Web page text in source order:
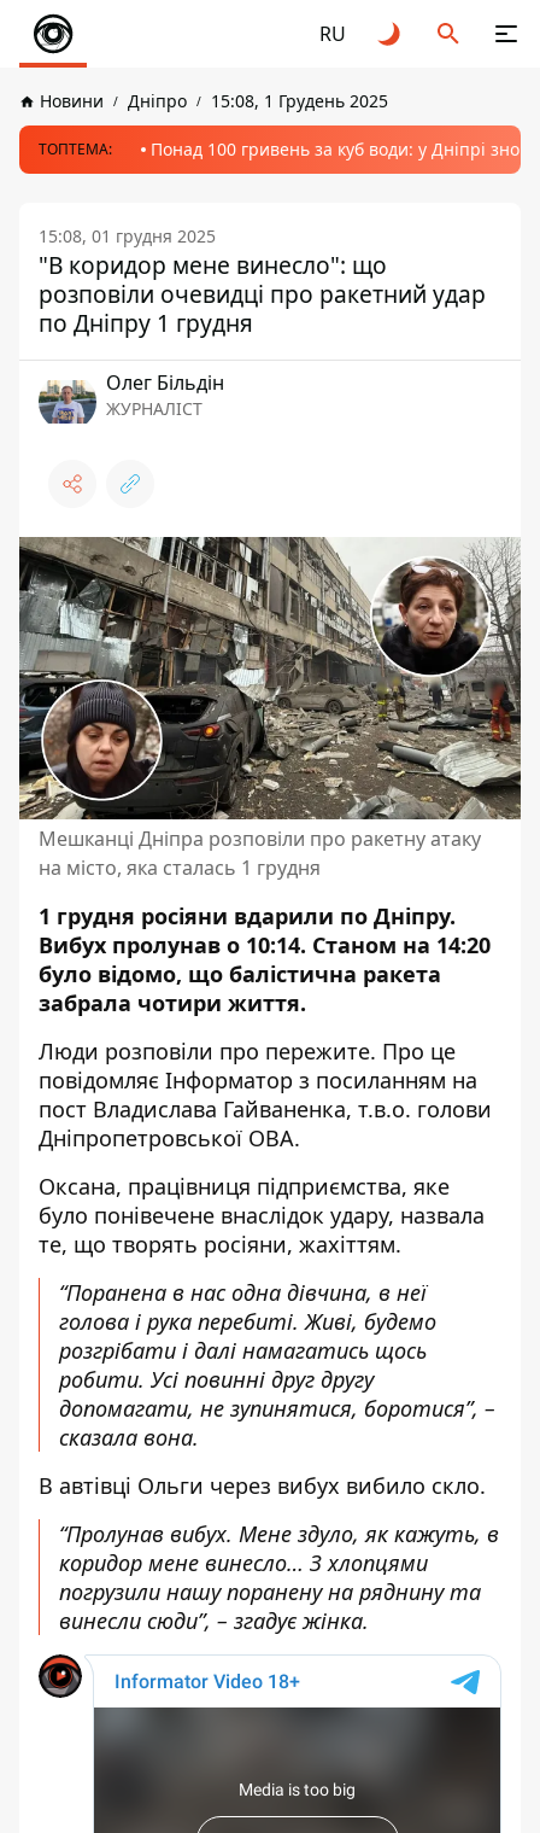
RU
Новини Дніпро 15:08, 1 Грудень 2025
ТОПТЕМА: Понад 100 гривень за куб води: у Дніпрі
15:08, 01 грудня 2025
"В коридор мене винесло": що
розповіли очевидці про ракетний удар
по Дніпру 1 грудня
Олег Більдін
ЖУРНАЛІСТ
Мешканці Дніпра розповіли про ракетну атаку
на місто, яка сталась 1 грудня
1 грудня росіяни вдарили по Дніпру.
Вибух пролунав о 10:14. Станом на 14:20
було відомо, що балістична ракета
забрала чотири життя.
Люди розповіли про пережите. Про це
повідомляє Інформатор з посиланням на
пост Владислава Гайваненка, т.в.о. голови
Дніпропетровської ОВА.
Оксана, працівниця підприємства, яке
було понівечене внаслідок удару, назвала
те, що творять росіяни, жахіттям.
“Поранена в нас одна дівчина, в неї
голова і рука перебиті. Живі, будемо
розгрібати і далі намагатись щось
робити. Усі повинні друг другу
допомагати, не зупинятися, боротися”, –
сказала вона.
В автівці Ольги через вибух вибило скло.
“Пролунав вибух. Мене здуло, як кажуть, в
коридор мене винесло… З хлопцями
погрузили нашу поранену на ряднину та
винесли сюди”, – згадує жінка.